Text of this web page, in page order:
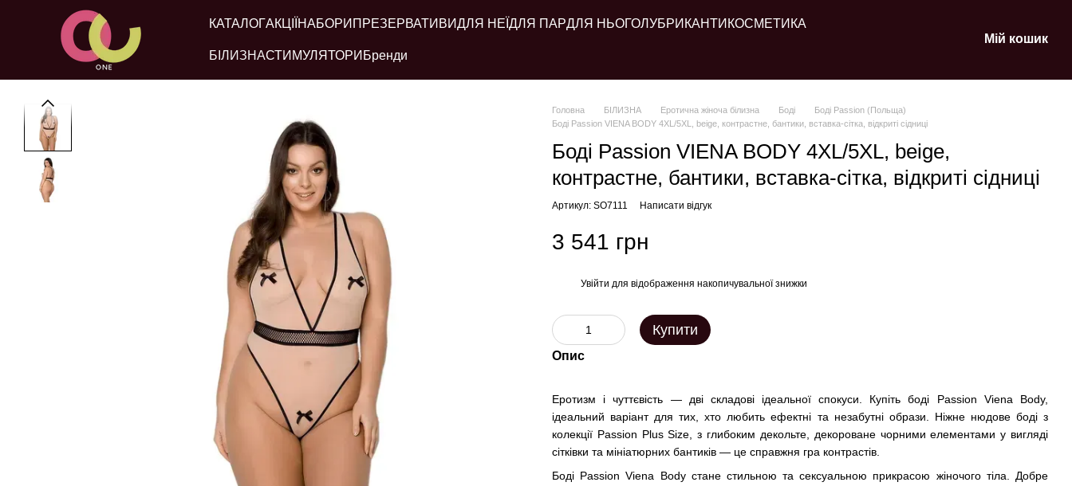
Перейти до основного контенту
КАТАЛОГАКЦІЇ НАБОРИ ПРЕЗЕРВАТИВИДЛЯ НЕЇ ДЛЯ ПАРДЛЯ НЬОГОЛУБРИКАНТИ КОСМЕТИКА
БІЛИЗНАСТИМУЛЯТОРИ Бренди
Мій кошик
Головна БІЛИЗНА Еротична жіноча білизна Боді
Боді Passion (Польща)
Боді Passion VIENA BODY 4XL/5XL, beige, контрастне, бантики, вставка-сітка, відкриті сідниці
Боді Passion VIENA BODY 4XL/5XL, beige,
контрастне, бантики, вставка-сітка, відкриті сідниці
Артикул: SO7111 Написати відгук
3 541 грн
Увійти для відображення накопичувальної знижки
Купити
Опис
Еротизм і чуттєвість — дві складові ідеальної спокуси. Купіть боді Passion Viena Body,
ідеальний варіант для тих, хто любить ефектні та незабутні образи. Ніжне нюдове боді з
колекції Passion Plus Size, з глибоким декольте, декороване чорними елементами у вигляді
сітківки та мініатюрних бантиків — це справжня гра контрастів.
Боді Passion Viena Body стане стильною та сексуальною прикрасою жіночого тіла. Добре